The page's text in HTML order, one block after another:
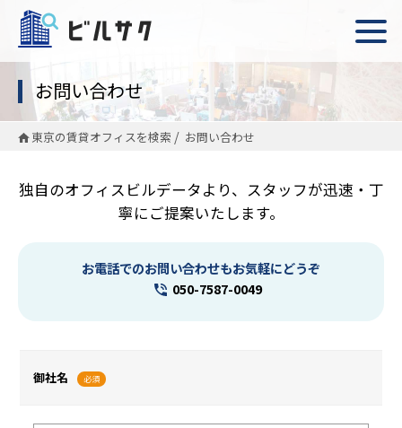
お問い合わせ
東京の賃貸オフィスを検索 お問い合わせ
独自のオフィスビルデータより、スタッフが迅速・丁
寧にご提案いたします。
お電話でのお問い合わせもお気軽にどうぞ
050-7587-0049
御社名 必須